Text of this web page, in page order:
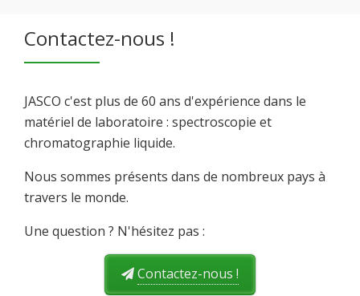
Contactez-nous !
JASCO c'est plus de 60 ans d'expérience dans le
matériel de laboratoire : spectroscopie et
chromatographie liquide.
Nous sommes présents dans de nombreux pays à
travers le monde.
Une question ? N'hésitez pas :
Contactez-nous !